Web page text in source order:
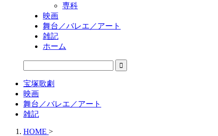
専科
映画
舞台／バレエ／アート
雑記
ホーム
宝塚歌劇
映画
舞台／バレエ／アート
雑記
HOME >